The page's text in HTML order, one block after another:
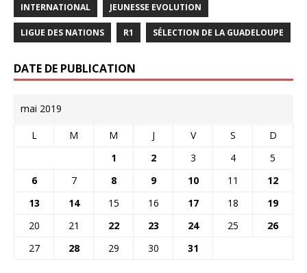
INTERNATIONAL JEUNESSE EVOLUTION
LIGUE DES NATIONS R1 SÉLECTION DE LA GUADELOUPE
DATE DE PUBLICATION
mai 2019
L M M J V S
D
1
2 3 4
5
6
7 8 9 10 11
12
13
14 15 16 17 18
19
20
21 22 23 24 25
26
27
28 29 30 31